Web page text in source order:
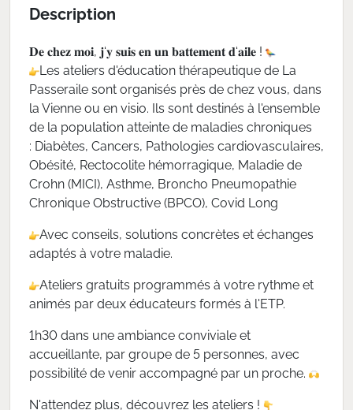
Description
𝐃𝐞 𝐜𝐡𝐞𝐳 𝐦𝐨𝐢, 𝐣‘𝐲 𝐬𝐮𝐢𝐬 𝐞𝐧 𝐮𝐧 𝐛𝐚𝐭𝐭𝐞𝐦𝐞𝐧𝐭 𝐝‘𝐚𝐢𝐥𝐞 !
Les ateliers d'éducation thérapeutique de La
Passeraile sont organisés près de chez vous, dans
la Vienne ou en visio. Ils sont destinés à l'ensemble
de la population atteinte de maladies chroniques
: Diabètes, Cancers, Pathologies cardiovasculaires,
Obésité, Rectocolite hémorragique, Maladie de
Crohn (MICI), Asthme, Broncho Pneumopathie
Chronique Obstructive (BPCO), Covid Long
Avec conseils, solutions concrètes et échanges
adaptés à votre maladie.
Ateliers gratuits programmés à votre rythme et
animés par deux éducateurs formés à l'ETP.
1h30 dans une ambiance conviviale et
accueillante, par groupe de 5 personnes, avec
possibilité de venir accompagné par un proche.
N'attendez plus, découvrez les ateliers !